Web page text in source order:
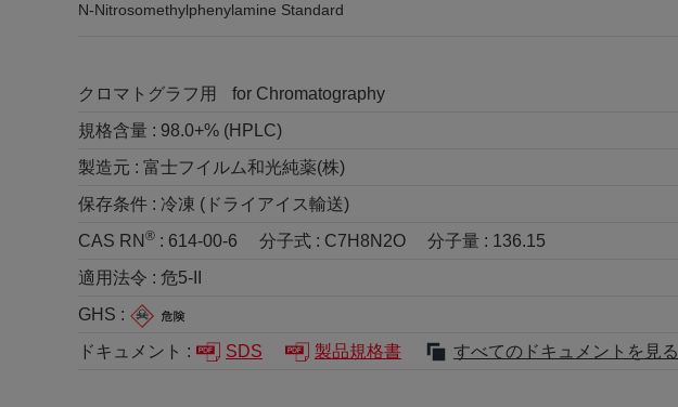
N-Nitrosomethylphenylamine Standard
クロマトグラフ用
for Chromatography
規格含量 : 98.0+% (HPLC)
製造元 : 富士フイルム和光純薬(株)
保存条件 : 冷凍 (ドライアイス輸送)
CAS RN ® : 614-00-6 分子式 : C7H8N2O 分子量 : 136.15
適用法令 : 危5-II
GHS :
ドキュメント :
SDS 製品規格書 すべてのドキュメントを見る